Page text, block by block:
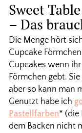
Sweet
– Das
Die Menge hört
Cupcake
Cupcakes wenn
Förmchen gebt.
aber so kann man
Genutzt habe ich
Pastellfarben* (die
dem Backen nicht